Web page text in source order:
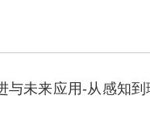
与未来应用-从感知到